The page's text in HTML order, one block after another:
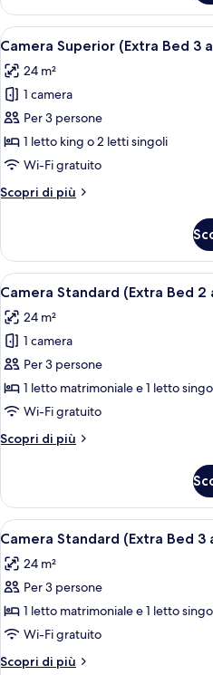
+
1
CH)
Superior
(Extra
Bed
AD
+
CH)
Apri
tutte
le
foto
per
Camera
Superior
Bed
2
Camera Superior (Extra Bed 3
24 m²
1 camera
Per 3 persone
1 letto king o 2 letti singoli
Wi-Fi gratuito
Scopri di più
Altri
Superior
(Extra
Bed
adults)
Apri
tutte
le
foto
per
Camera
Standard
Bed
+
1
child)
8
Camera Standard (Extra Bed 2
24 m²
1 camera
Per 3 persone
1 letto matrimoniale e 1 letto
Wi-Fi gratuito
Scopri di più
Altri
Standard
(Extra
Bed
adults
+
child)
Apri
tutte
le
foto
per
Camera
Standard
8
Camera Standard (Extra Bed 3
24 m²
Per 3 persone
1 letto matrimoniale e 1 letto
Wi-Fi gratuito
Scopri di più
Altri